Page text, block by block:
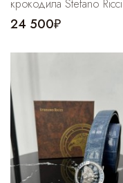
крокодила Stefano Ricci
24 500₽